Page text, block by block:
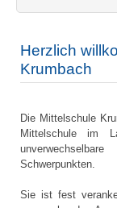
Herzlich
Krumbach
Die Mittelschule
Mittelschule im
Schwerpunkten.
Sie ist fest